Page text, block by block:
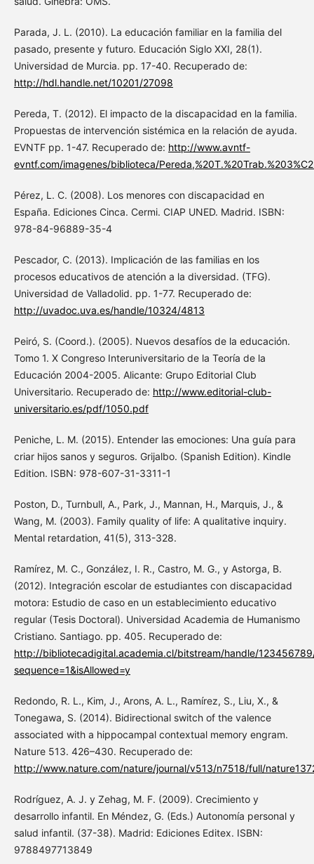
Parada, J. L. (2010). La educación familiar en la familia del
pasado, presente y futuro. Educación Siglo XXI, 28(1).
Universidad de Murcia. pp. 17-40. Recuperado de:
http://hdl.handle.net/10201/27098
Pereda, T. (2012). El impacto de la discapacidad en la familia.
Propuestas de intervención sistémica en la relación de ayuda.
EVNTF pp. 1-47. Recuperado de: http://www.avntf-
evntf.com/imagenes/biblioteca/
Pérez, L. C. (2008). Los menores con discapacidad en
España. Ediciones Cinca. Cermi. CIAP UNED. Madrid. ISBN:
978-84-96889-35-4
Pescador, C. (2013). Implicación de las familias en los
procesos educativos de atención a la diversidad. (TFG).
Universidad de Valladolid. pp. 1-77. Recuperado de:
http://uvadoc.uva.es/handle/10324/4813
Peiró, S. (Coord.). (2005). Nuevos desafíos de la educación.
Tomo 1. X Congreso Interuniversitario de la Teoría de la
Educación 2004-2005. Alicante: Grupo Editorial Club
Universitario. Recuperado de: http://www.editorial-club-
universitario.es/pdf/1050.pdf
Peniche, L. M. (2015). Entender las emociones: Una guía para
criar hijos sanos y seguros. Grijalbo. (Spanish Edition). Kindle
Edition. ISBN: 978-607-31-3311-1
Poston, D., Turnbull, A., Park, J., Mannan, H., Marquis, J., &
Wang, M. (2003). Family quality of life: A qualitative inquiry.
Mental retardation, 41(5), 313-328.
Ramírez, M. C., González, I. R., Castro, M. G., y Astorga, B.
(2012). Integración escolar de estudiantes con discapacidad
motora: Estudio de caso en un establecimiento educativo
regular (Tesis Doctoral). Universidad Academia de Humanismo
Cristiano. Santiago. pp. 405. Recuperado de:
http://bibliotecadigital.academia.cl/bitstream/handle/
sequence=1&isAllowed=y
Redondo, R. L., Kim, J., Arons, A. L., Ramírez, S., Liu, X., &
Tonegawa, S. (2014). Bidirectional switch of the valence
associated with a hippocampal contextual memory engram.
Nature 513. 426–430. Recuperado de:
http://www.nature.com/nature/journal/v513/n7518/full/
Rodríguez, A. J. y Zehag, M. F. (2009). Crecimiento y
desarrollo infantil. En Méndez, G. (Eds.) Autonomía personal y
salud infantil. (37-38). Madrid: Ediciones Editex. ISBN:
9788497713849